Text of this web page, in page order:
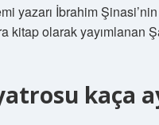
yazarı İbrahim
kitap olarak yayımlanan
kaça